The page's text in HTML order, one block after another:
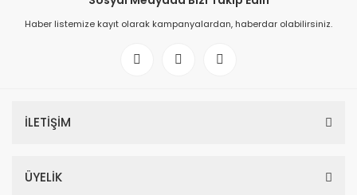
Haber listemize kayıt olarak kampanyalardan, haberdar olabilirsiniz.
İLETİŞİM
ÜYELİK